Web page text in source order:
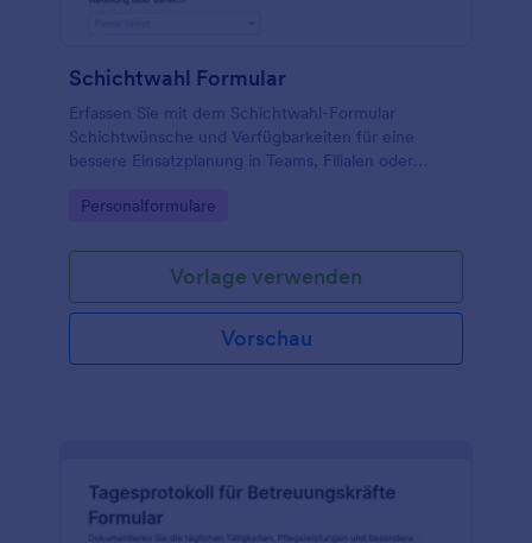
Schichtwahl Formular
Erfassen Sie mit dem Schichtwahl-Formular
Schichtwünsche und Verfügbarkeiten für eine
bessere Einsatzplanung in Teams, Filialen oder
zentral mit Jotform.
Go to Category:
Personalformulare
Vorlage verwenden
Vorschau